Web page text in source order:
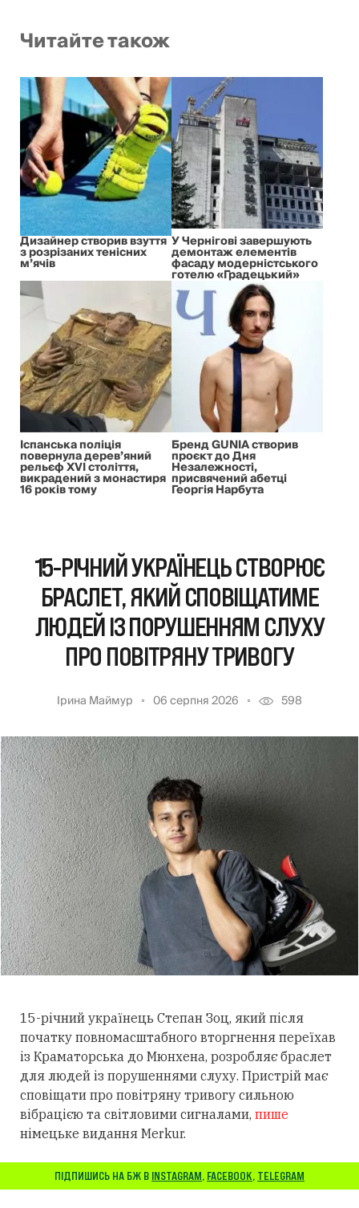
Читайте також
Дизайнер створив взуття
з розрізаних тенісних
м’ячів
У Чернігові завершують
демонтаж елементів
фасаду модерністського
готелю «Градецький»
Іспанська поліція
повернула дерев’яний
рельєф XVI століття,
викрадений з монастиря
16 років тому
Бренд GUNIA створив
проєкт до Дня
Незалежності,
присвячений абетці
Георгія Нарбута
15-РІЧНИЙ УКРАЇНЕЦЬ СТВОРЮЄ
БРАСЛЕТ, ЯКИЙ СПОВІЩАТИМЕ
ЛЮДЕЙ ІЗ ПОРУШЕННЯМ СЛУХУ
ПРО ПОВІТРЯНУ ТРИВОГУ
Ірина Маймур 06 серпня 2026 598
15-річний українець Степан Зоц, який після
початку повномасштабного вторгнення переїхав
із Краматорська до Мюнхена, розробляє браслет
для людей із порушеннями слуху. Пристрій має
сповіщати про повітряну тривогу сильною
вібрацією та світловими сигналами, пише
німецьке видання Merkur.
ПІДПИШИСЬ НА БЖ В INSTAGRAM, FACEBOOK, TELEGRAM